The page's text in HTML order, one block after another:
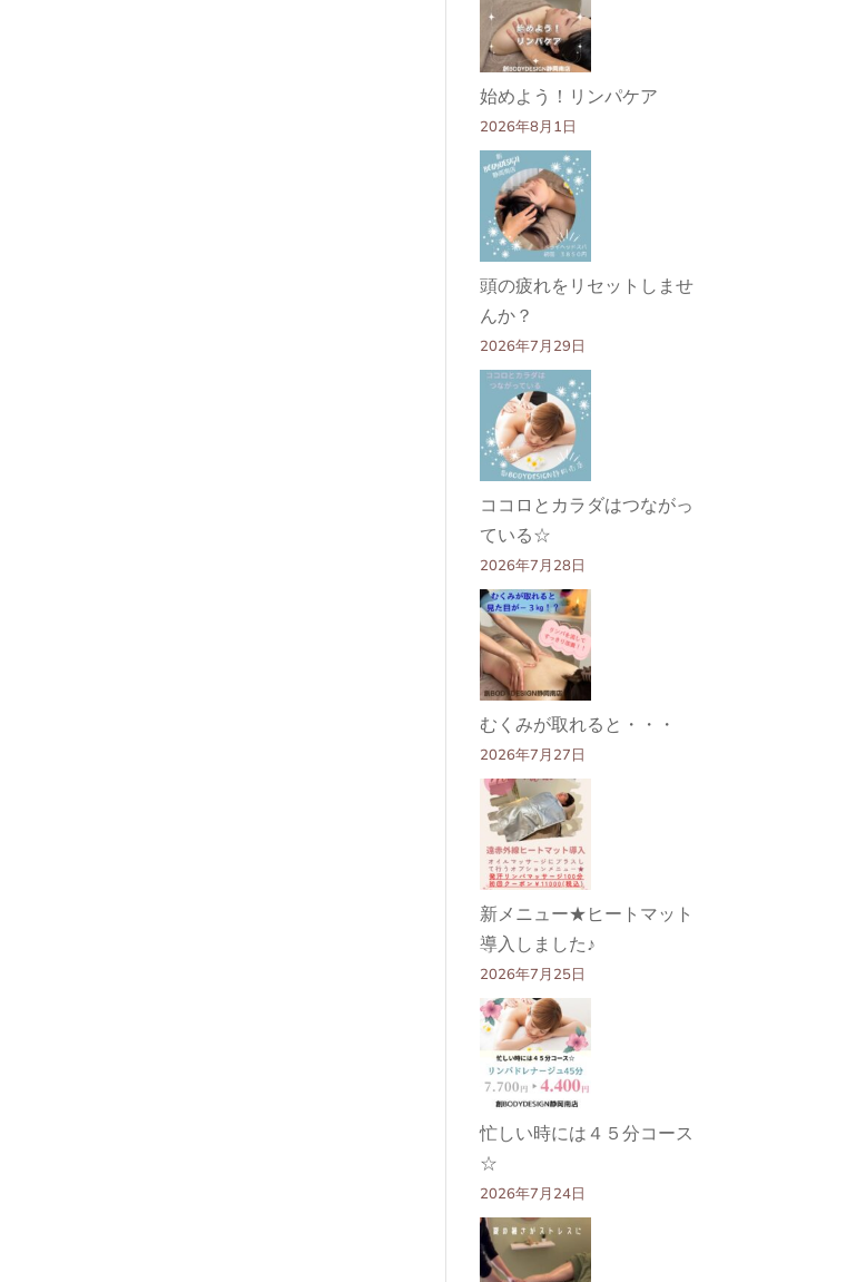
始めよう！リンパケア
2026年8月1日
頭の疲れをリセットしませ
んか？
2026年7月29日
ココロとカラダはつながっ
ている☆
2026年7月28日
むくみが取れると・・・
2026年7月27日
新メニュー★ヒートマット
導入しました♪
2026年7月25日
忙しい時には４５分コース
☆
2026年7月24日